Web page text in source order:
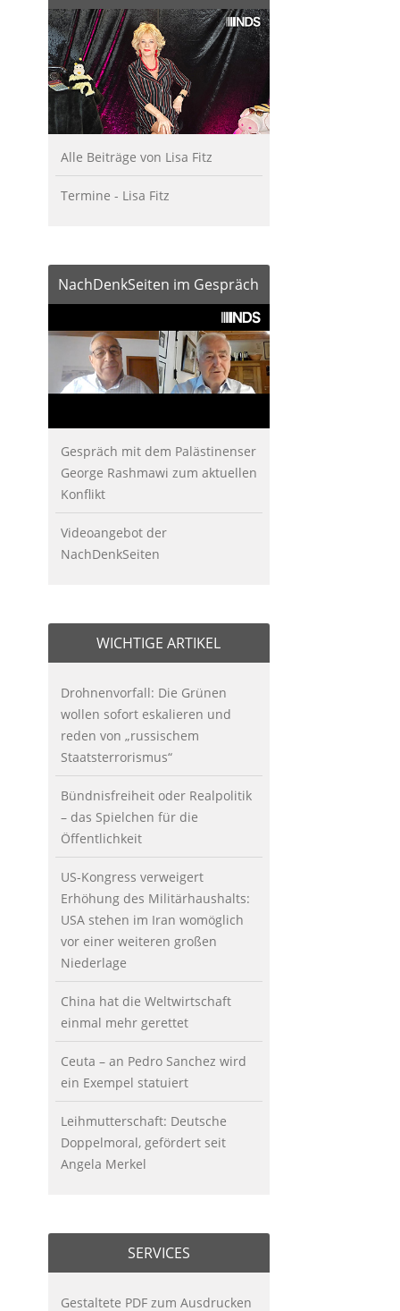
Alle Beiträge von Lisa Fitz
Termine - Lisa Fitz
NachDenkSeiten im Gespräch
Gespräch mit dem Palästinenser
George Rashmawi zum aktuellen
Konflikt
Videoangebot der
NachDenkSeiten
WICHTIGE ARTIKEL
Drohnenvorfall: Die Grünen
wollen sofort eskalieren und
reden von „russischem
Staatsterrorismus“
Bündnisfreiheit oder Realpolitik
– das Spielchen für die
Öffentlichkeit
US-Kongress verweigert
Erhöhung des Militärhaushalts:
USA stehen im Iran womöglich
vor einer weiteren großen
Niederlage
China hat die Weltwirtschaft
einmal mehr gerettet
Ceuta – an Pedro Sanchez wird
ein Exempel statuiert
Leihmutterschaft: Deutsche
Doppelmoral, gefördert seit
Angela Merkel
SERVICES
Gestaltete PDF zum Ausdrucken